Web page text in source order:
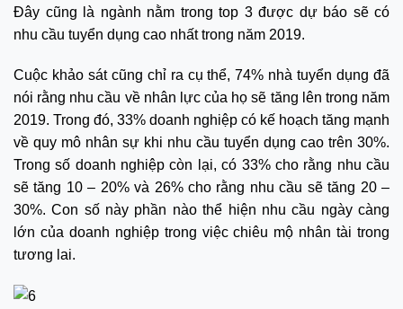
Đây cũng là ngành nằm trong top 3 được dự báo sẽ có
nhu cầu tuyển dụng cao nhất trong năm 2019.
Cuộc khảo sát cũng chỉ ra cụ thể, 74% nhà tuyển dụng đã
nói rằng nhu cầu về nhân lực của họ sẽ tăng lên trong năm
2019. Trong đó, 33% doanh nghiệp có kế hoạch tăng mạnh
về quy mô nhân sự khi nhu cầu tuyển dụng cao trên 30%.
Trong số doanh nghiệp còn lại, có 33% cho rằng nhu cầu
sẽ tăng 10 – 20% và 26% cho rằng nhu cầu sẽ tăng 20 –
30%. Con số này phần nào thể hiện nhu cầu ngày càng
lớn của doanh nghiệp trong việc chiêu mộ nhân tài trong
tương lai.